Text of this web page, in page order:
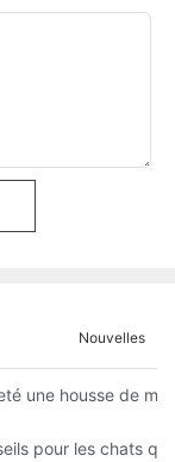
Nouvelles
matelas
une housse de
pour un
pour les chats